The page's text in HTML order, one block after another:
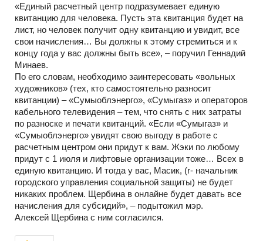
«Единый расчетный центр подразумевает единую
квитанцию для человека. Пусть эта квитанция будет на
лист, но человек получит одну квитанцию и увидит, все
свои начисления… Вы должны к этому стремиться и к
концу года у вас должны быть все», – поручил Геннадий
Минаев.
По его словам, необходимо заинтересовать «вольных
художников» (тех, кто самостоятельно разносит
квитанции) – «Сумыоблэнерго», «Сумыгаз» и операторов
кабельного телевидения – тем, что снять с них затраты
по разноске и печати квитанций. «Если «Сумыгаз» и
«Сумыоблэнерго» увидят свою выгоду в работе с
расчетным центром они придут к вам. Жэки по любому
придут с 1 июля и лифтовые организации тоже… Всех в
единую квитанцию. И тогда у вас, Масик, (r- начальник
городского управления социальной защиты) не будет
никаких проблем. Щербина в онлайне будет давать все
начисления для субсидий», – подытожил мэр.
Алексей Щербина с ним согласился.